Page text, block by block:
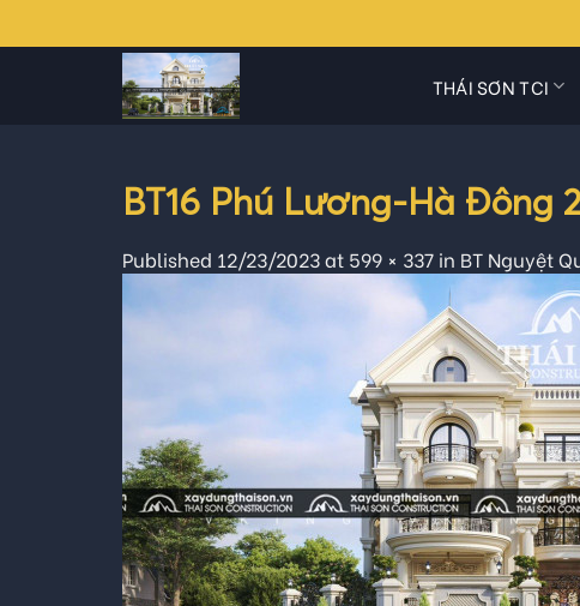
to
THÁI SƠN TCI
BT16 Phú Lương-Hà Đông
Published 12/23/2023at 599 × 337 in BT Nguyệt